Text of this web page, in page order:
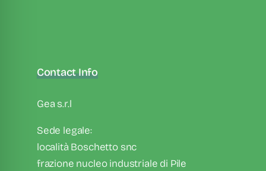
Contact Info
Gea s.r.l
Sede legale:
località Boschetto snc
frazione nucleo industriale di Pile